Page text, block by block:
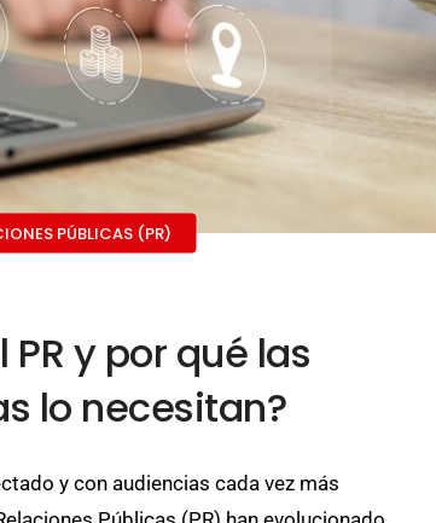
PÚBLICAS (PR)
PR y por qué las
lo necesitan?
y con audiencias cada vez más